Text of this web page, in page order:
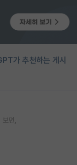
가 추천하는 게시
면,